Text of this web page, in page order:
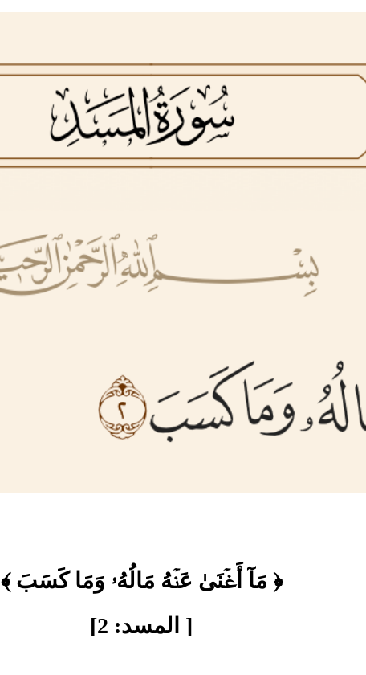
﴿ مَآ أَغۡنَىٰ عَنۡهُ مَالُهُۥ وَمَا كَسَبَ ﴾
[ المسد: 2]